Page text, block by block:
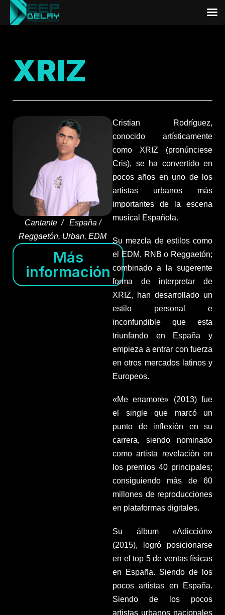
XRIZ
Cantante / España /
Reggaetón, Urban, EDM
Más
información
Cristian Rodríguez,
conocido artísticamente
como XRIZ (pronúnciese
Cris), se ha convertido en
pocos años en uno de los
artistas urbanos más
importantes de la escena
musical Española.
Su mezcla de estilos como
el EDM, RNB o Reggaetón;
combinado a la sugerente
forma de interpretar de
XRIZ, han desarrollado un
estilo personal e
inconfundible que esta
triunfando en España y
empieza a entrar con fuerza
en otros mercados latinos y
Europeos.
«Me enamore» (2013) fue
el single que marcó un
punto de inflexión en su
carrera, siendo nominado
como artista revelación en
los premios 40 principales;
consiguiendo más de 60
millones de reproducciones
en plataformas digitales.
Su álbum «Adicción»
(2015), logró posicionarse
en el top 5 de ventas físicas
en España. Siendo de los
pocos artistas en España.
Siendo de los pocos
artistas urbanos nacionales